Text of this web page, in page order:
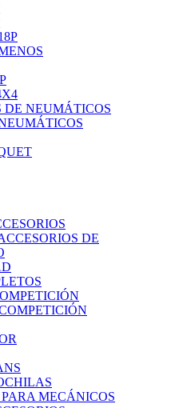
DE NEUMÁTICOS
DE
MECÁNICOS